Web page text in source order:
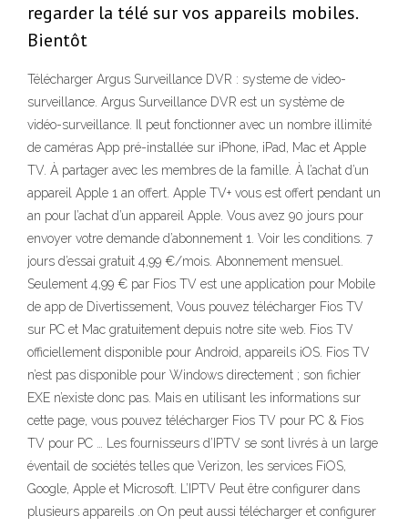
regarder la télé sur vos appareils mobiles.
Bientôt
Télécharger Argus Surveillance DVR : systeme de video-
surveillance. Argus Surveillance DVR est un système de
vidéo-surveillance. Il peut fonctionner avec un nombre illimité
de caméras App pré-installée sur iPhone, iPad, Mac et Apple
TV. À partager avec les membres de la famille. À l’achat d’un
appareil Apple 1 an offert. Apple TV+ vous est offert pendant un
an pour l’achat d’un appareil Apple. Vous avez 90 jours pour
envoyer votre demande d’abonnement 1. Voir les conditions. 7
jours d’essai gratuit 4,99 €/mois. Abonnement mensuel.
Seulement 4,99 € par Fios TV est une application pour Mobile
de app de Divertissement, Vous pouvez télécharger Fios TV
sur PC et Mac gratuitement depuis notre site web. Fios TV
officiellement disponible pour Android, appareils iOS. Fios TV
n’est pas disponible pour Windows directement ; son fichier
EXE n’existe donc pas. Mais en utilisant les informations sur
cette page, vous pouvez télécharger Fios TV pour PC & Fios
TV pour PC … Les fournisseurs d’IPTV se sont livrés à un large
éventail de sociétés telles que Verizon, les services FiOS,
Google, Apple et Microsoft. L’IPTV Peut être configurer dans
plusieurs appareils .on On peut aussi télécharger et configurer